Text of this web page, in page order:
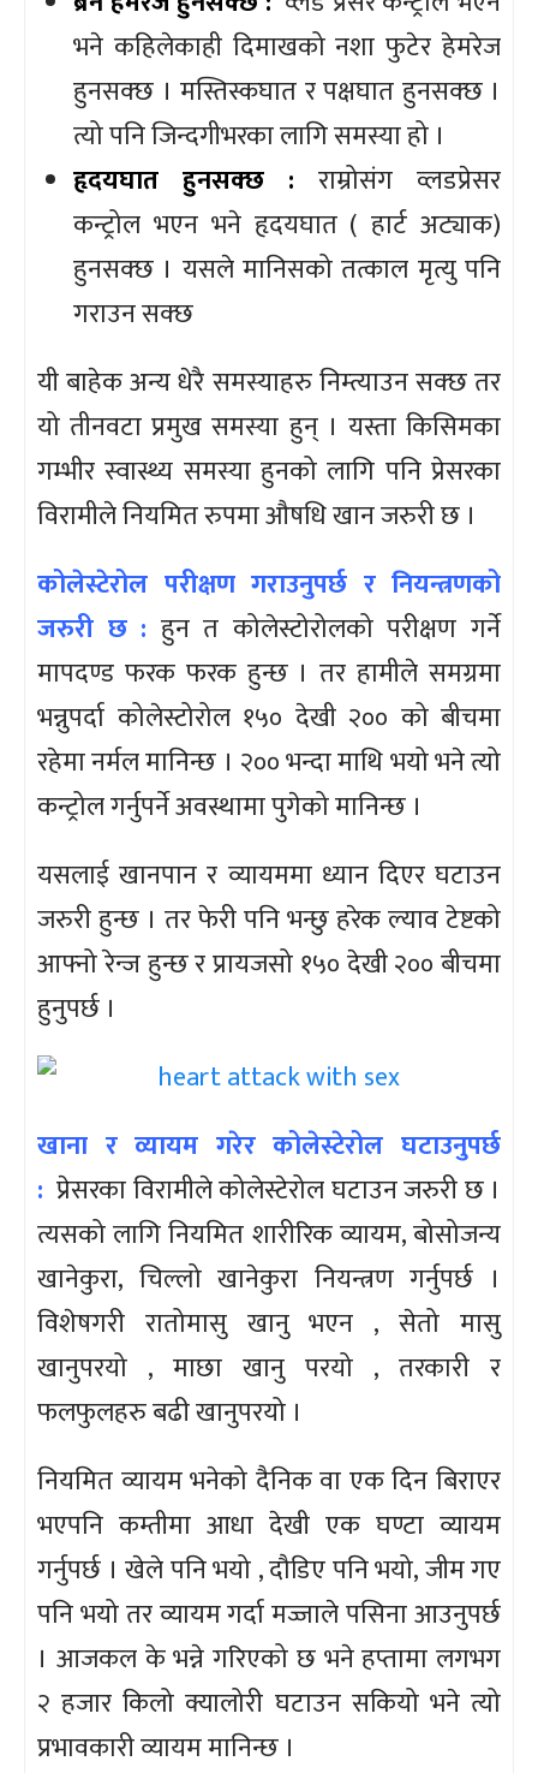
भने कहिलेकाही दिमाखको नशा फुटेर हेमरेज
हुनसक्छ । मस्तिस्कघात र पक्षघात हुनसक्छ ।
त्यो पनि जिन्दगीभरका लागि समस्या हो ।
हृदयघात हुनसक्छ : राम्रोसंग व्लडप्रेसर
कन्ट्रोल भएन भने हृदयघात ( हार्ट अट्याक)
हुनसक्छ । यसले मानिसको तत्काल मृत्यु पनि
गराउन सक्छ
यी बाहेक अन्य धेरै समस्याहरु निम्त्याउन सक्छ तर
यो तीनवटा प्रमुख समस्या हुन् । यस्ता किसिमका
गम्भीर स्वास्थ्य समस्या हुनको लागि पनि प्रेसरका
विरामीले नियमित रुपमा औषधि खान जरुरी छ ।
कोलेस्टेरोल परीक्षण गराउनुपर्छ र नियन्त्रणको
जरुरी छ : हुन त कोलेस्टोरोलको परीक्षण गर्ने
मापदण्ड फरक फरक हुन्छ । तर हामीले समग्रमा
भन्नुपर्दा कोलेस्टोरोल १५० देखी २०० को बीचमा
रहेमा नर्मल मानिन्छ । २०० भन्दा माथि भयो भने त्यो
कन्ट्रोल गर्नुपर्ने अवस्थामा पुगेको मानिन्छ ।
यसलाई खानपान र व्यायममा ध्यान दिएर घटाउन
जरुरी हुन्छ । तर फेरी पनि भन्छु हरेक ल्याव टेष्टको
आफ्नो रेन्ज हुन्छ र प्रायजसो १५० देखी २०० बीचमा
हुनुपर्छ ।
खाना र व्यायम गरेर कोलेस्टेरोल घटाउनुपर्छ
: प्रेसरका विरामीले कोलेस्टेरोल घटाउन जरुरी छ ।
त्यसको लागि नियमित शारीरिक व्यायम, बोसोजन्य
खानेकुरा, चिल्लो खानेकुरा नियन्त्रण गर्नुपर्छ ।
विशेषगरी रातोमासु खानु भएन , सेतो मासु
खानुपरयो , माछा खानु परयो , तरकारी र
फलफुलहरु बढी खानुपरयो ।
नियमित व्यायम भनेको दैनिक वा एक दिन बिराएर
भएपनि कम्तीमा आधा देखी एक घण्टा व्यायम
गर्नुपर्छ । खेले पनि भयो , दौडिए पनि भयो, जीम गए
पनि भयो तर व्यायम गर्दा मज्जाले पसिना आउनुपर्छ
। आजकल के भन्ने गरिएको छ भने हप्तामा लगभग
२ हजार किलो क्यालोरी घटाउन सकियो भने त्यो
प्रभावकारी व्यायम मानिन्छ ।